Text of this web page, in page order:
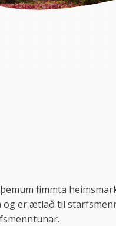
fimmta
og er ætlað til